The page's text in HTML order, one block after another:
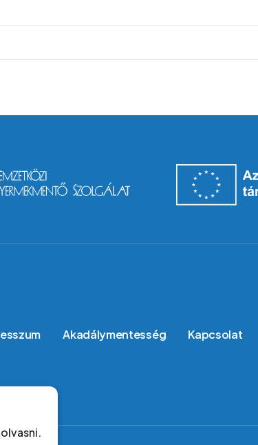
Tippek
Akadálymentesség Kapcsolat